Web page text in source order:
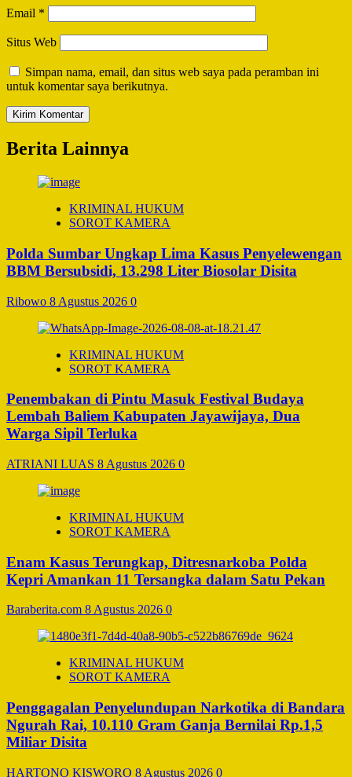
Email *
Situs Web
Simpan nama, email, dan situs web saya pada peramban ini
untuk komentar saya berikutnya.
Berita Lainnya
KRIMINAL HUKUM
SOROT KAMERA
Polda Sumbar Ungkap Lima Kasus Penyelewengan
BBM Bersubsidi, 13.298 Liter Biosolar Disita
Ribowo 8 Agustus 2026 0
KRIMINAL HUKUM
SOROT KAMERA
Penembakan di Pintu Masuk Festival Budaya
Lembah Baliem Kabupaten Jayawijaya, Dua
Warga Sipil Terluka
ATRIANI LUAS 8 Agustus 2026 0
KRIMINAL HUKUM
SOROT KAMERA
Enam Kasus Terungkap, Ditresnarkoba Polda
Kepri Amankan 11 Tersangka dalam Satu Pekan
Baraberita.com 8 Agustus 2026 0
KRIMINAL HUKUM
SOROT KAMERA
Penggagalan Penyelundupan Narkotika di Bandara
Ngurah Rai, 10.110 Gram Ganja Bernilai Rp.1,5
Miliar Disita
HARTONO KISWORO 8 Agustus 2026 0